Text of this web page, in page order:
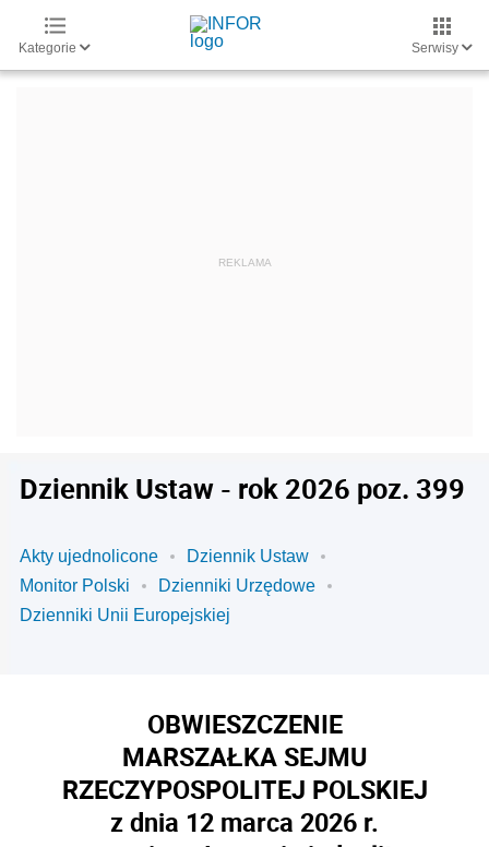
Kategorie Serwisy
Dziennik Ustaw - rok 2026 poz. 399
Akty ujednolicone
Dziennik Ustaw
Monitor Polski
Dzienniki Urzędowe
Dzienniki Unii Europejskiej
OBWIESZCZENIE
MARSZAŁKA SEJMU
RZECZYPOSPOLITEJ POLSKIEJ
z dnia 12 marca 2026 r.